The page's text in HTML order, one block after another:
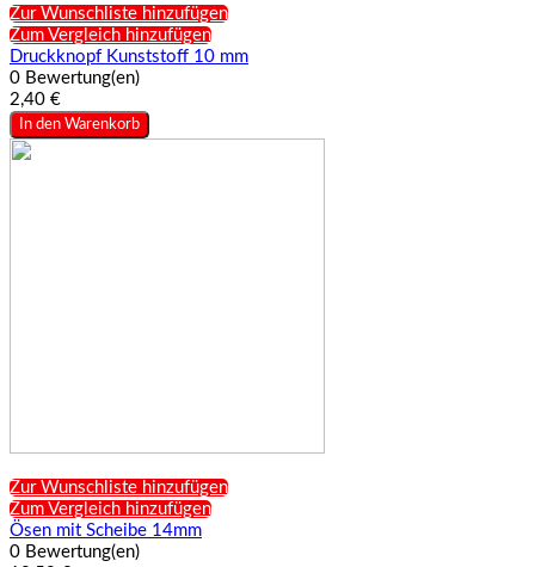
Zur Wunschliste hinzufügen
Zum Vergleich hinzufügen
Druckknopf Kunststoff 10 mm
0 Bewertung(en)
2,40 €
In den Warenkorb
Zur Wunschliste hinzufügen
Zum Vergleich hinzufügen
Ösen mit Scheibe 14mm
0 Bewertung(en)